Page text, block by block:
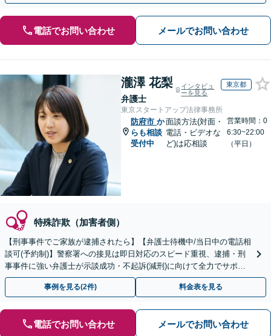
電話でお問い合わせ メールでお問い合わせ
瀧澤 花梨
弁護士
インタビュ
ーを見る
東京都
東京スタートアップ法律事務所
防府市 か
らも相談
受付中
面談方法(対面・
電話・ビデオな
ど)は応相談
営業時間：0
6:30~22:00
（平日）
特殊詐欺（加害者側）
【刑事事件でご家族が逮捕されたら】【弁護士待機中/当日中の電話相
談可(予約制)】警察署への接見は即日対応のスピード重視、逮捕・刑
事事件に強い弁護士が示談成功・不起訴(減刑)に向けて全力でサポー
トします。【加害者側の相談専門】
事例を見る(2件) 料金表を見る
電話でお問い合わせ メールでお問い合わせ